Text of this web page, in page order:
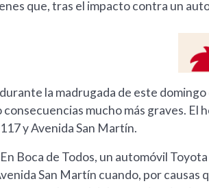
que, tras el impacto contra un
la madrugada de este domingo
mucho más graves. El
y Avenida San Martín.
Boca de Todos, un automóvil
San Martín cuando, por causas